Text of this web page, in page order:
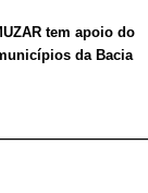
tem apoio do
da Bacia